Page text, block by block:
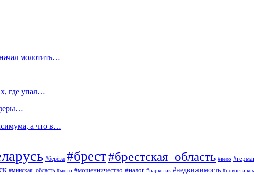
молотить…
где упал…
а что в…
#берёза #брест#брестская_область #вело
#минская_область #мото #мошенничество #налог #наркотик #недвижимость #новости